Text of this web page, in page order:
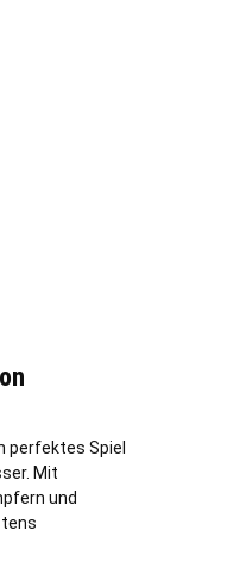
perfektes Spiel
Mit
und